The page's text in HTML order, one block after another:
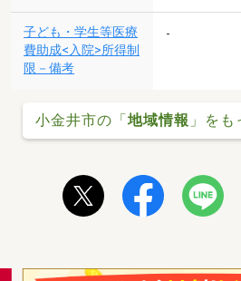
子ども・学生等医療
費助成<入院>所得制
限－備考
-
小金井市の「地域情報 」をも